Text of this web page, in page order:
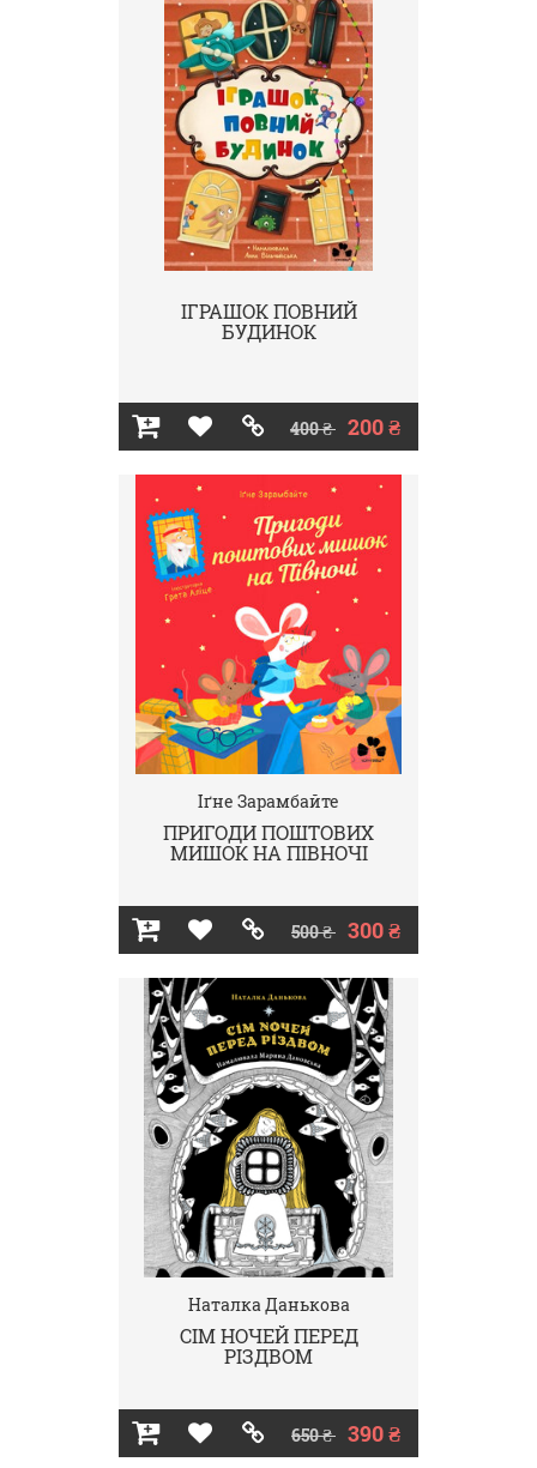
ІГРАШОК ПОВНИЙ
БУДИНОК
400 ₴ 200 ₴
Іґне Зарамбайте
ПРИГОДИ ПОШТОВИХ
МИШОК НА ПІВНОЧІ
500 ₴ 300 ₴
Наталка Данькова
СІМ НОЧЕЙ ПЕРЕД
РІЗДВОМ
650 ₴ 390 ₴